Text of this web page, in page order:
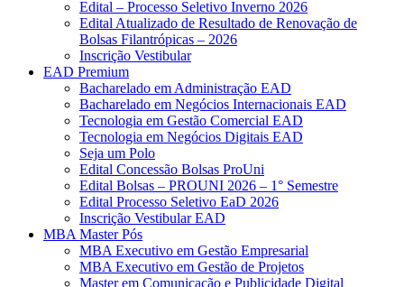
Edital – Processo Seletivo Inverno 2026
Edital Atualizado de Resultado de Renovação de
Bolsas Filantrópicas – 2026
Inscrição Vestibular
EAD Premium
Bacharelado em Administração EAD
Bacharelado em Negócios Internacionais EAD
Tecnologia em Gestão Comercial EAD
Tecnologia em Negócios Digitais EAD
Seja um Polo
Edital Concessão Bolsas ProUni
Edital Bolsas – PROUNI 2026 – 1° Semestre
Edital Processo Seletivo EaD 2026
Inscrição Vestibular EAD
MBA Master Pós
MBA Executivo em Gestão Empresarial
MBA Executivo em Gestão de Projetos
Master em Comunicação e Publicidade Digital